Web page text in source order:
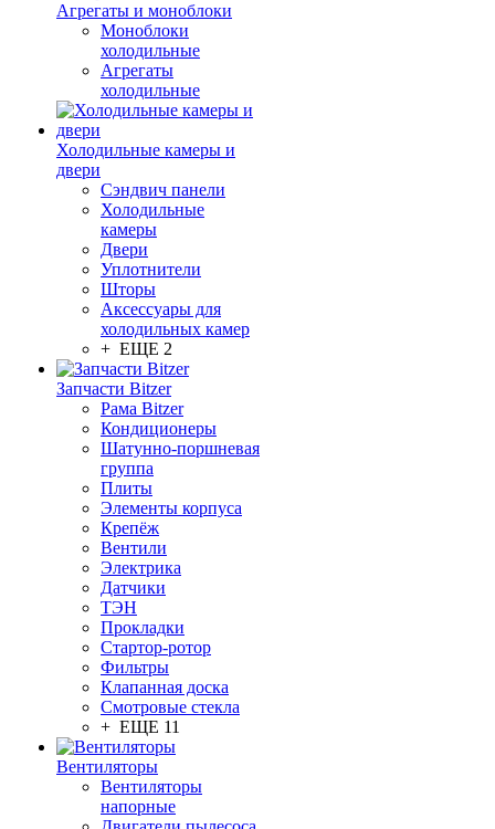
Агрегаты и моноблоки
Моноблоки
холодильные
Агрегаты
холодильные
Холодильные камеры и
двери
Сэндвич панели
Холодильные
камеры
Двери
Уплотнители
Шторы
Аксессуары для
холодильных камер
+ ЕЩЕ 2
Запчасти Bitzer
Рама Bitzer
Кондиционеры
Шатунно-поршневая
группа
Плиты
Элементы корпуса
Крепёж
Вентили
Электрика
Датчики
ТЭН
Прокладки
Стартор-ротор
Фильтры
Клапанная доска
Смотровые стекла
+ ЕЩЕ 11
Вентиляторы
Вентиляторы
напорные